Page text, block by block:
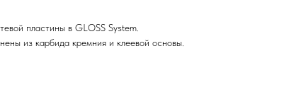
пластины в GLOSS System.
из карбида кремния и клеевой основы.